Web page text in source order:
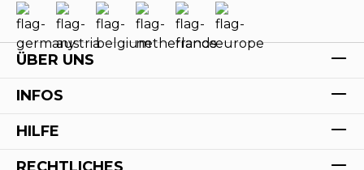
ÜBER UNS
INFOS
HILFE